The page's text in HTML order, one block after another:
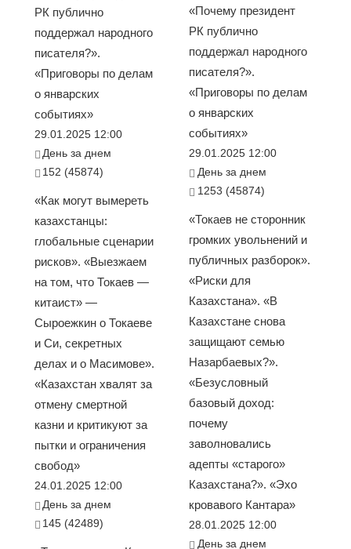
РК публично
поддержал народного
писателя?».
«Приговоры по делам
о январских
событиях»
29.01.2025 12:00
День за днем
152 (45874)
«Как могут вымереть
казахстанцы:
глобальные сценарии
рисков». «Выезжаем
на том, что Токаев —
китаист» —
Сыроежкин о Токаеве
и Си, секретных
делах и о Масимове».
«Казахстан хвалят за
отмену смертной
казни и критикуют за
пытки и ограничения
свобод»
24.01.2025 12:00
День за днем
145 (42489)
«Почему президент
РК публично
поддержал народного
писателя?».
«Приговоры по делам
о январских
событиях»
29.01.2025 12:00
День за днем
1253 (45874)
«Токаев не сторонник
громких увольнений и
публичных разборок».
«Риски для
Казахстана». «В
Казахстане снова
защищают семью
Назарбаевых?».
«Безусловный
базовый доход:
почему
заволновались
адепты «старого»
Казахстана?». «Эхо
кровавого Кантара»
28.01.2025 12:00
День за днем